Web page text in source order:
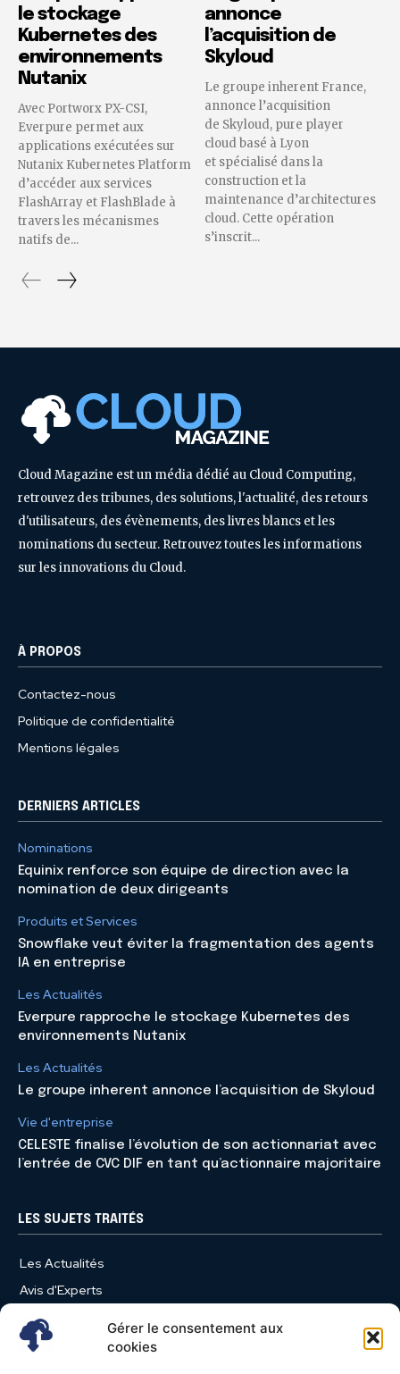
Gérer le consentement aux
cookies
le stockage
Kubernetes des
environnements
Nutanix
Avec Portworx PX-CSI,
Everpure permet aux
applications exécutées sur
Nutanix Kubernetes Platform
d’accéder aux services
FlashArray et FlashBlade à
travers les mécanismes
natifs de...
annonce
l’acquisition de
Skyloud
Le groupe inherent France,
annonce l’acquisition
de Skyloud, pure player
cloud basé à Lyon
et spécialisé dans la
construction et la
maintenance d’architectures
cloud. Cette opération
s’inscrit...
Cloud Magazine est un média dédié au Cloud Computing,
retrouvez des tribunes, des solutions, l'actualité, des retours
d'utilisateurs, des évènements, des livres blancs et les
nominations du secteur. Retrouvez toutes les informations
sur les innovations du Cloud.
À PROPOS
Contactez-nous
Politique de confidentialité
Mentions légales
DERNIERS ARTICLES
Nominations
Equinix renforce son équipe de direction avec la
nomination de deux dirigeants
Produits et Services
Snowflake veut éviter la fragmentation des agents
IA en entreprise
Les Actualités
Everpure rapproche le stockage Kubernetes des
environnements Nutanix
Les Actualités
Le groupe inherent annonce l’acquisition de Skyloud
Vie d'entreprise
CELESTE finalise l’évolution de son actionnariat avec
l’entrée de CVC DIF en tant qu’actionnaire majoritaire
LES SUJETS TRAITÉS
Les Actualités
Avis d'Experts
Produits et Services
Vie d'entreprise